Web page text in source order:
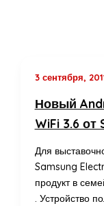
3 сентября,
Новый
WiFi 3.6 от
Для
Samsung
продукт в
. Устройство